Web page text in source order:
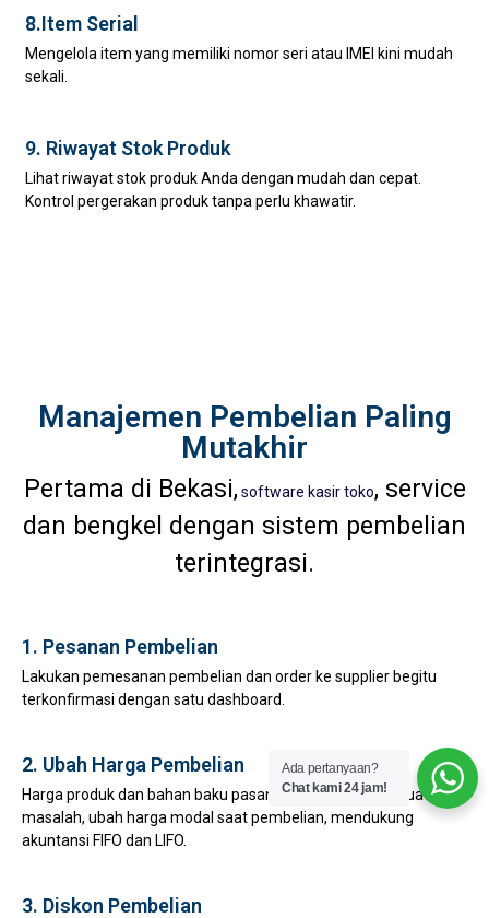
8.Item Serial
Mengelola item yang memiliki nomor seri atau IMEI kini mudah
sekali.
9. Riwayat Stok Produk
Lihat riwayat stok produk Anda dengan mudah dan cepat.
Kontrol pergerakan produk tanpa perlu khawatir.
Manajemen Pembelian Paling
Mutakhir
Pertama di Bekasi, software kasir toko, service
dan bengkel dengan sistem pembelian
terintegrasi.
1. Pesanan Pembelian
Lakukan pemesanan pembelian dan order ke supplier begitu
terkonfirmasi dengan satu dashboard.
2. Ubah Harga Pembelian
Harga produk dan bahan baku pasang surut bukan lagi suatu
masalah, ubah harga modal saat pembelian, mendukung
akuntansi FIFO dan LIFO.
3. Diskon Pembelian
Ada pertanyaan?
Chat kami 24 jam!